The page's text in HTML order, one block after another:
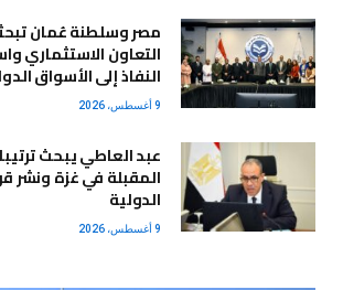
مصر وسلطنة عُمان
التعاون الاستثماري
النفاذ إلى الأسواق
9 أغسطس، 2026
عبد العاطي يبحث
المقبلة في غزة ونشر
الدولية
9 أغسطس، 2026